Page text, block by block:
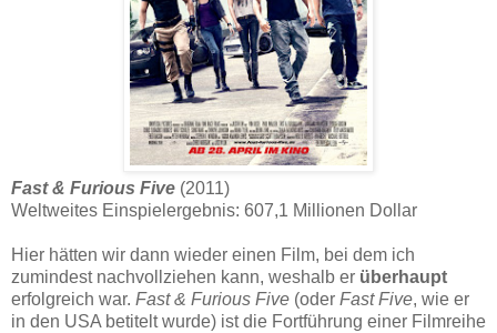
Fast & Furious Five (2011)
Weltweites Einspielergebnis: 607,1 Millionen Dollar
Hier hätten wir dann wieder einen Film, bei dem ich
zumindest nachvollziehen kann, weshalb er überhaupt
erfolgreich war. Fast & Furious Five (oder Fast Five, wie er
in den USA betitelt wurde) ist die Fortführung einer Filmreihe